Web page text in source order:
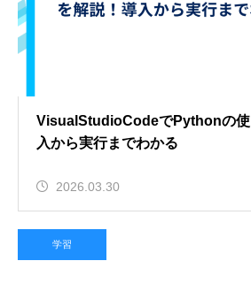
VisualStudioCodeでPythonの使
入から実行までわかる
2026.03.30
学習